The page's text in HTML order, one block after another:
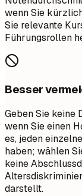
wenn Sie
Sie relevante
Führungsrollen
Besser
Geben Sie keine
wenn Sie einen
es, jeden
haben; wählen
keine
darstellt.